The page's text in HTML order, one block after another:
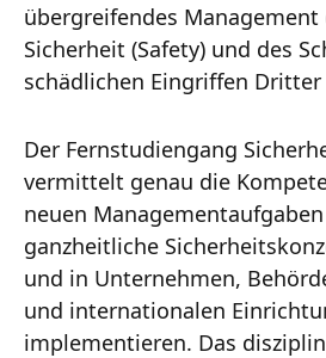
übergreifendes
Sicherheit (Safety) und des
schädlichen Eingriffen Dritter
Der Fernstudiengang
vermittelt genau die
neuen
ganzheitliche
und in Unternehmen,
und internationalen
implementieren. Das